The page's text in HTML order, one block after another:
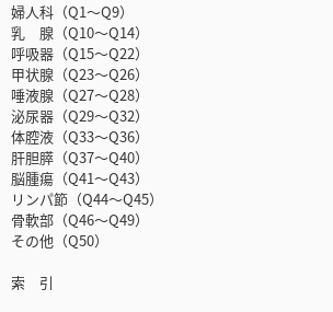
婦人科（Q1～Q9）
乳 腺（Q10～Q14）
呼吸器（Q15～Q22）
甲状腺（Q23～Q26）
唾液腺（Q27～Q28）
泌尿器（Q29～Q32）
体腔液（Q33～Q36）
肝胆膵（Q37～Q40）
脳腫瘍（Q41～Q43）
リンパ節（Q44～Q45）
骨軟部（Q46～Q49）
その他（Q50）
索 引